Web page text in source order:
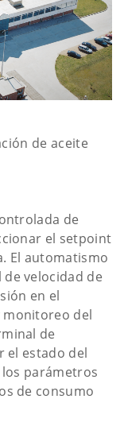
de aceite
de
el setpoint
El automatismo
velocidad de
en el
monitoreo del
de
el estado del
parámetros
de consumo